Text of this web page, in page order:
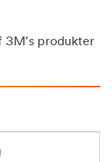
3M's produkter